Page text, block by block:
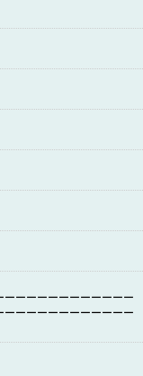
ーーーーーーーーーーー
ーーーーーーーーーーー